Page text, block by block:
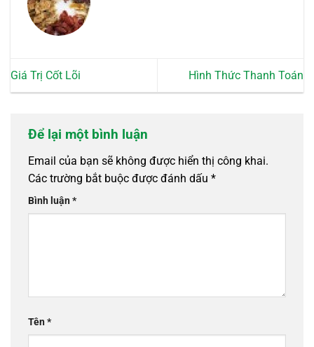
Giá Trị Cốt Lõi Hình Thức Thanh Toán
Để lại một bình luận
Email của bạn sẽ không được hiển thị công khai.
Các trường bắt buộc được đánh dấu *
Bình luận*
Tên*